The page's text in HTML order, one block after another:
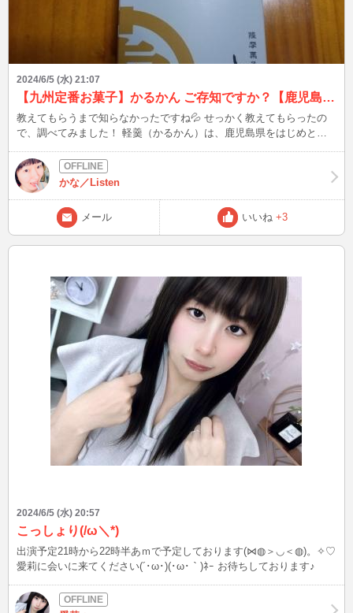
2024/6/5 (水) 21:07
【九州定番お菓子】かるかん ご存知ですか？【鹿児島の銘菓】
教えてもらうまで知らなかったですね💦 せっかく教えてもらったの
で、調べてみました！ 軽羹（かるかん）は、鹿児島県をはじめとす
来は諸説あり 本来はういろうなどと同じく棹菓子であるが、近年は
饅頭状として、中に餡を仕込んだ「かるかんまんじゅう（軽羹饅
頭）」の方がより一般的 そうなんだぁ〜、また1つ勉強になった！！
ちなみに『蒸気屋』で、かすたどんと一緒に入手可能⭐️ 他にも、九面
屋さんはさくら餅かるかん🌸 米粉が入っているのか、かなりもっち
り(^｡^) また、鹿児島中央にかるかん饅頭と種類豊富！！ これは1度食
ましょうね☔️ ブログは皆様から頂いたご質問、教えてもらったこと、
盛り上がった話題を発信！ 良いなと思った方は、お気に入り登録よ
ろしくお願いします(^^) Xもありますので、プロフィールの
「BLOG」からどうぞ♪ こんなファッションして、待ち合わせしてな
ど、リクエストOK☆ 最後まで読んでいただき、ありがとうございま
したm(__)m
かな／Listen
メール いいね +3
2024/6/5 (水) 20:57
こっしょり(/ω＼*)
出演予定21時から22時半あｍで予定しております(⋈◍＞◡＜◍)。✧♡
愛莉に会いに来てください(´･ω･)(･ω･｀)ﾈｰ お待ちしております♪